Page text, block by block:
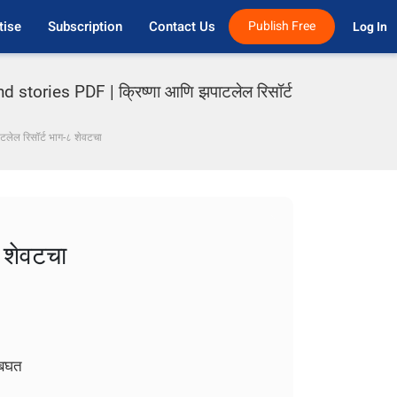
Subscription Contact Us Publish Free Log In
PDF | क्रिष्णा आणि झपाटलेल रिसॉर्ट
रिसॉर्ट भाग-८ शेवटचा
शेवटचा